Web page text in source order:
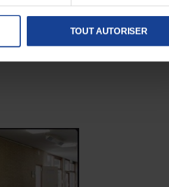
TOUT AUTORISER
groupe.
Et si le mal-
Gourion,